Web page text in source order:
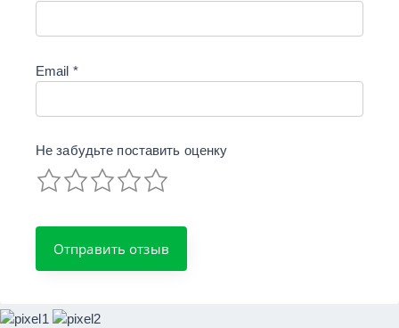
Email *
Не забудьте поставить оценку